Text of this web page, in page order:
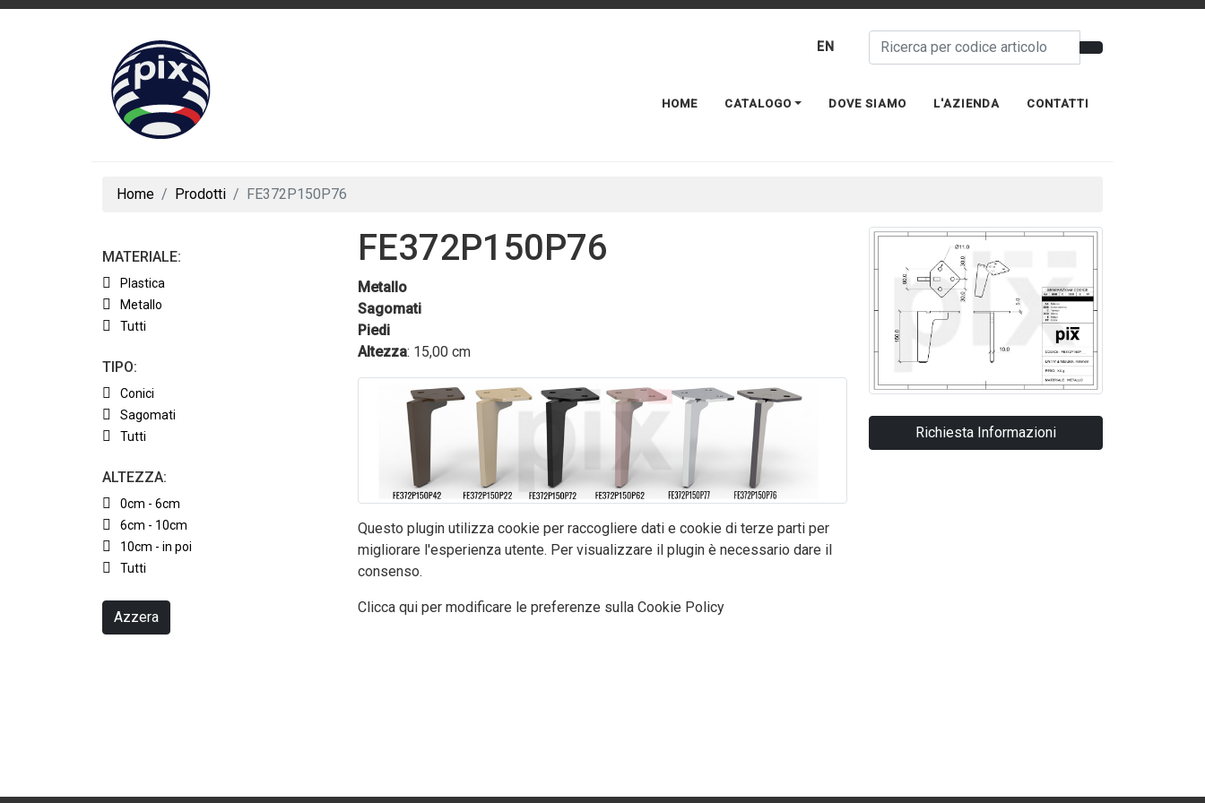
EN
HOME CATALOGO DOVE SIAMO L'AZIENDA CONTATTI
Home Prodotti FE372P150P76
MATERIALE:
Plastica
Metallo
Tutti
TIPO:
Conici
Sagomati
Tutti
ALTEZZA:
0cm - 6cm
6cm - 10cm
10cm - in poi
Tutti
Azzera
FE372P150P76
Metallo
Sagomati
Piedi
Altezza: 15,00 cm
Questo plugin utilizza cookie per raccogliere dati e cookie di terze parti per
migliorare l'esperienza utente. Per visualizzare il plugin è necessario dare il
consenso.
Clicca qui per modificare le preferenze sulla Cookie Policy
Richiesta Informazioni